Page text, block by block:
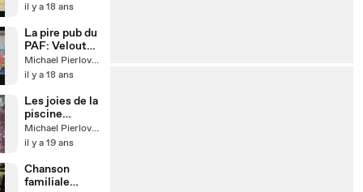
il y a 18 ans
La pire pub du
PAF: Velouté
Fruix
Michael Pierlovisi
il y a 18 ans
Les joies de la
piscine
municipale...Michael Pierlovisi
il y a 19 ans
Chanson
familiale